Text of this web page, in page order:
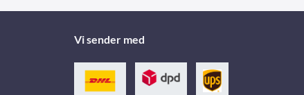
Vi sender med